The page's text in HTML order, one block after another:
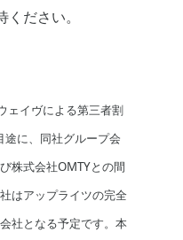
ださい。
ェイヴによる第三者割
に、同社グループ会
株式会社OMTYとの間
はアップライツの完全
社となる予定です。本